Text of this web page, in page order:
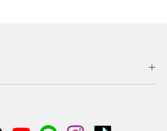
韓国 冬 夏 イタリア